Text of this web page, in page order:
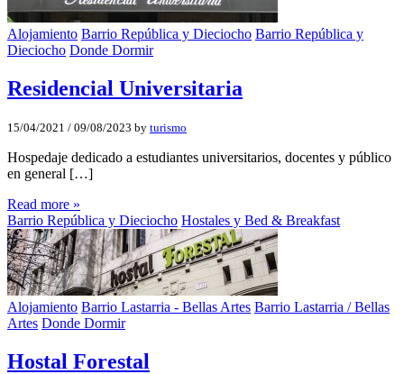
Alojamiento Barrio República y Dieciocho Barrio República y
Dieciocho Donde Dormir
Residencial Universitaria
15/04/2021 / 09/08/2023 by turismo
Hospedaje dedicado a estudiantes universitarios, docentes y público
en general […]
Read more »
Barrio República y Dieciocho Hostales y Bed & Breakfast
Alojamiento Barrio Lastarria - Bellas Artes Barrio Lastarria / Bellas
Artes Donde Dormir
Hostal Forestal